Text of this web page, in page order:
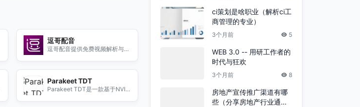
逗哥配音
逗哥配音提供免费视频解析与配
Parakeet TDT
Parakeet TDT是一款基于NVID
ci策划是啥职业（解析ci工
商管理的专业）
3个月前 5
WEB 3.0 -- 用研工作者的
时代与狂欢
3个月前 8
房地产宣传推广渠道有哪
些（分享房地产行业通过